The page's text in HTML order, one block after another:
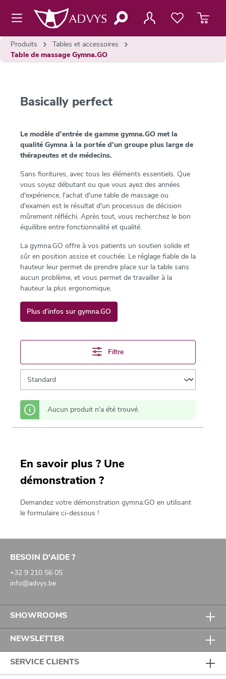
principal
Produits
Tables et accessoires
Table de massage Gymna.GO
Basically perfect
Le modèle d'entrée de gamme gymna.GO met la
qualité Gymna à la portée d'un groupe plus large de
thérapeutes et de médecins.
Sans fioritures, avec tous les éléments essentiels. Que
vous soyez débutant ou que vous ayez des années
d'expérience, l'achat d'une table de massage ou
d'examen est le résultat d'un processus de décision
mûrement réfléchi. Après tout, vous recherchez le bon
équilibre entre fonctionnalité et qualité.
La gymna.GO offre à vos patients un soutien solide et
sûr en position assise et couchée. Le réglage fiable de la
hauteur leur permet de prendre place sur la table sans
aucun problème, et vous permet de travailler à la
hauteur la plus ergonomique.
Plus d’infos sur gymna.GO
Filtre
Aucun produit n'a été trouvé.
En savoir plus ? Une
démonstration ?
Demandez votre démonstration gymna.GO en utilisant
le formulaire ci-dessous !
BESOIN D'AIDE ?
+32 9 210 56 05
info@advys.be
SHOWROOMS
NEWSLETTER
SERVICE CLIENTS